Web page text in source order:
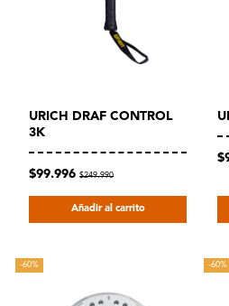
URICH DRAF CONTROL
3K
$99.996 $249.990
Añadir al carrito
-60% -60%